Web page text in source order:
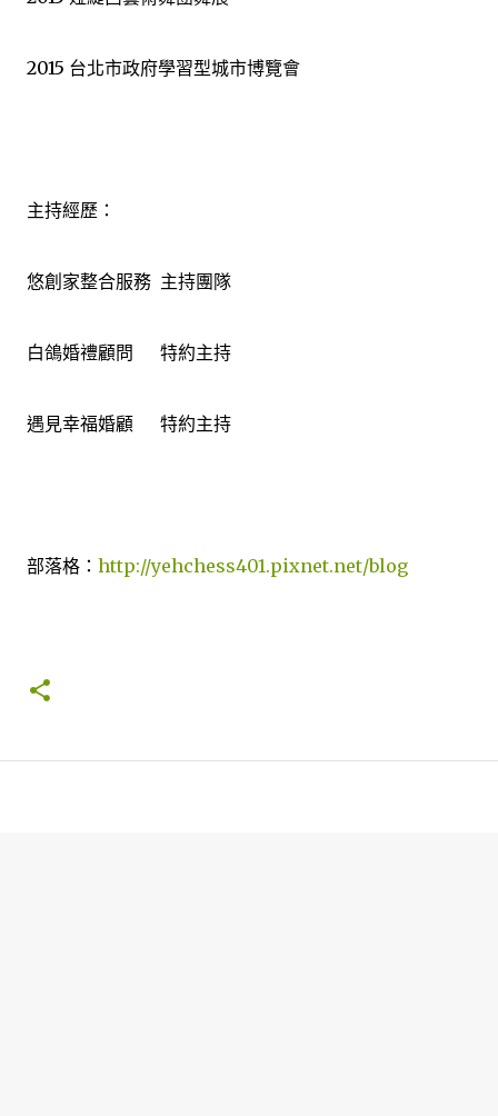
2015 台北市政府學習型城市博覽會
主持經歷：
悠創家整合服務 主持團隊
白鴿婚禮顧問 特約主持
遇見幸福婚顧 特約主持
部落格： http://yehchess401.pixnet.net/blog